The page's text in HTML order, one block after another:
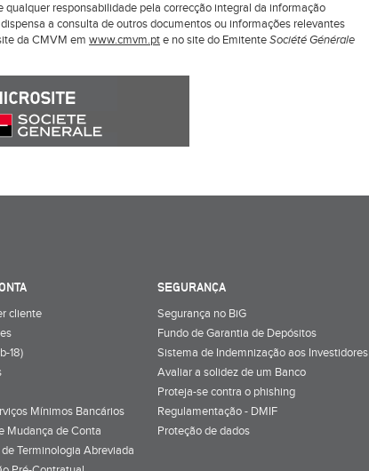
responsabilidade pela correcção integral da informação
a consulta de outros documentos ou informações relevantes
da CMVM em www.cmvm.pte no site do EmitenteSociété Générale
cliente
18)
Mínimos Bancários
Mudança de Conta
Terminologia Abreviada
SEGURANÇA
Segurança no BiG
Fundo de Garantia de Depósitos
Sistema de Indemnização aos Investidores
Avaliar a solidez de um Banco
Proteja-se contra o phishing
Regulamentação - DMIF
Proteção de dados